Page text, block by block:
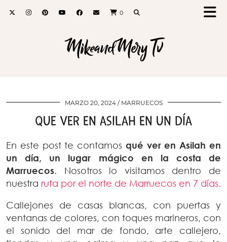
0
MikeandMery Tv
MARZO 20, 2024 MARRUECOS
QUE VER EN ASILAH EN UN DÍA
En este post te contamos qué ver en Asilah en
un día, un lugar mágico en la costa de
Marruecos. Nosotros lo visitamos dentro de
nuestra ruta por el norte de Marruecos en 7 días.
Callejones de casas blancas, con puertas y
ventanas de colores, con toques marineros, con
el sonido del mar de fondo, arte callejero,